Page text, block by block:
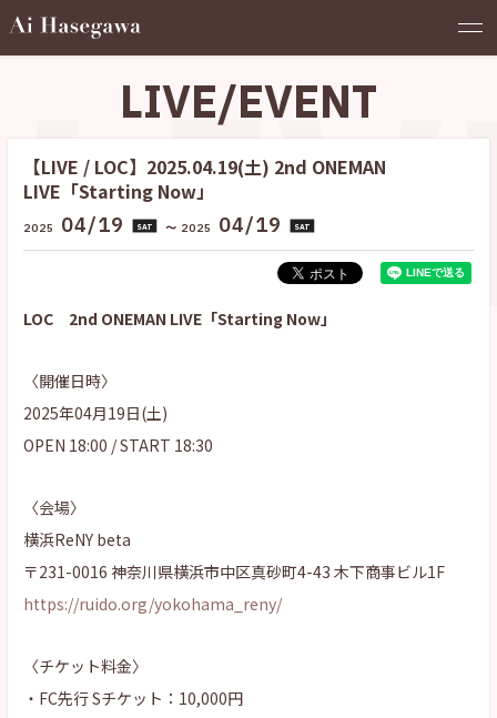
LIVE/EVENT
【LIVE / LOC】2025.04.19(土) 2nd ONEMAN
LIVE「Starting Now」
2025 04/19 SAT 〜 2025 04/19 SAT
LOC 2nd ONEMAN LIVE「Starting Now」
〈開催日時〉
2025年04月19日(土)
OPEN 18:00 / START 18:30
〈会場〉
横浜ReNY beta
〒231-0016 神奈川県横浜市中区真砂町4-43 木下商事ビル1F
https://ruido.org/yokohama_reny/
〈チケット料金〉
・FC先行 Sチケット：10,000円